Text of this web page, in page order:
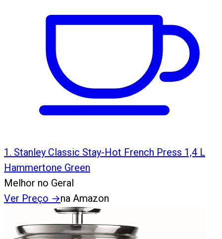
1 . Stanley Classic Stay-Hot French Press 1,4 L
Hammertone Green
Melhor no Geral
Ver Preço →na Amazon